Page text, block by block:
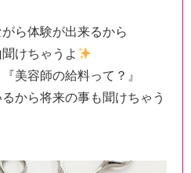
ら体験が出来るから
けちゃうよ
美容師の給料って？』
から将来の事も聞けちゃう